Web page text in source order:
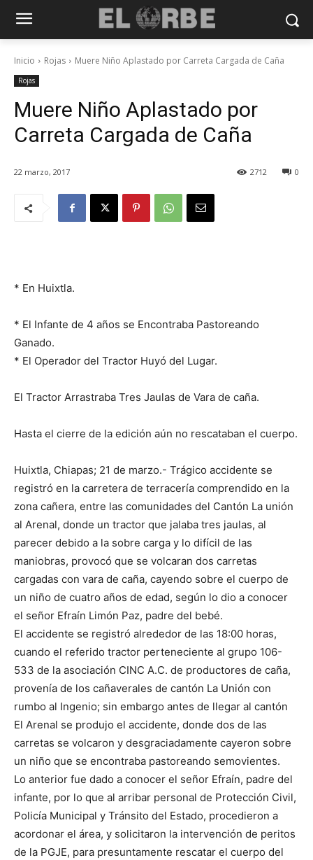
Inicio Rojas Muere Niño Aplastado por Carreta Cargada de Caña
Rojas
Muere Niño Aplastado por
Carreta Cargada de Caña
22 marzo, 2017 0
2712
* En Huixtla.
* El Infante de 4 años se Encontraba Pastoreando
Ganado.
* El Operador del Tractor Huyó del Lugar.
El Tractor Arrastraba Tres Jaulas de Vara de caña.
Hasta el cierre de la edición aún no rescataban el cuerpo.
Huixtla, Chiapas; 21 de marzo.- Trágico accidente se
registró en la carretera de terracería comprendido en la
zona cañera, entre las comunidades del Cantón La unión
al Arenal, donde un tractor que jalaba tres jaulas, al
parecer debido a la sobre carga y lo difícil de las
maniobras, provocó que se volcaran dos carretas
cargadas con vara de caña, cayendo sobre el cuerpo de
un niño de cuatro años de edad, según lo dio a conocer
el señor Efraín Limón Paz, padre del bebé.
El accidente se registró alrededor de las 18:00 horas,
cuando el referido tractor perteneciente al grupo 106-
533 de la asociación CINC A.C. de productores de caña,
provenía de los cañaverales de cantón La Unión con
rumbo al Ingenio; sin embargo antes de llegar al cantón
El Arenal se produjo el accidente, donde dos de las
carretas se volcaron y desgraciadamente cayeron sobre
un niño que se encontraba pastoreando semovientes.
Lo anterior fue dado a conocer el señor Efraín, padre del
infante, por lo que al arribar personal de Protección Civil,
Policía Municipal y Tránsito del Estado, procedieron a
acordonar el área, y solicitaron la intervención de peritos
de la PGJE, para presuntamente rescatar el cuerpo del